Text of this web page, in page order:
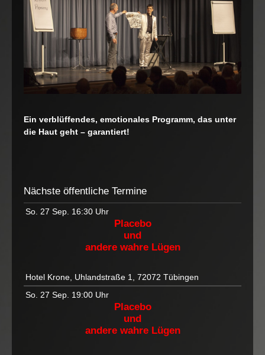
Ein verblüffendes, emotionales Programm, das unter
die Haut geht – garantiert!
Nächste öffentliche Termine
So. 27 Sep. 16:30 Uhr
Placebo
und
andere wahre Lügen
Hotel Krone, Uhlandstraße 1, 72072 Tübingen
So. 27 Sep. 19:00 Uhr
Placebo
und
andere wahre Lügen